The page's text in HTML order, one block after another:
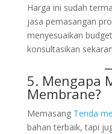
Harga ini sudah
jasa pemasangan
menyesuaikan
konsultasikan
5. Mengapa
Membrane?
Memasang Tenda
bahan terbaik, tapi